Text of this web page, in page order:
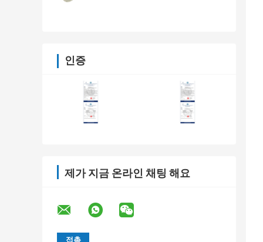
인증
제가 지금 온라인 채팅 해요